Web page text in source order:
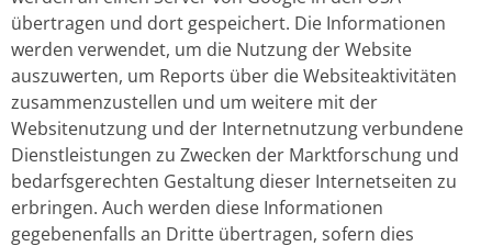
übertragen und dort gespeichert. Die Informationen
werden verwendet, um die Nutzung der Website
auszuwerten, um Reports über die Websiteaktivitäten
zusammenzustellen und um weitere mit der
Websitenutzung und der Internetnutzung verbundene
Dienstleistungen zu Zwecken der Marktforschung und
bedarfsgerechten Gestaltung dieser Internetseiten zu
erbringen. Auch werden diese Informationen
gegebenenfalls an Dritte übertragen, sofern dies